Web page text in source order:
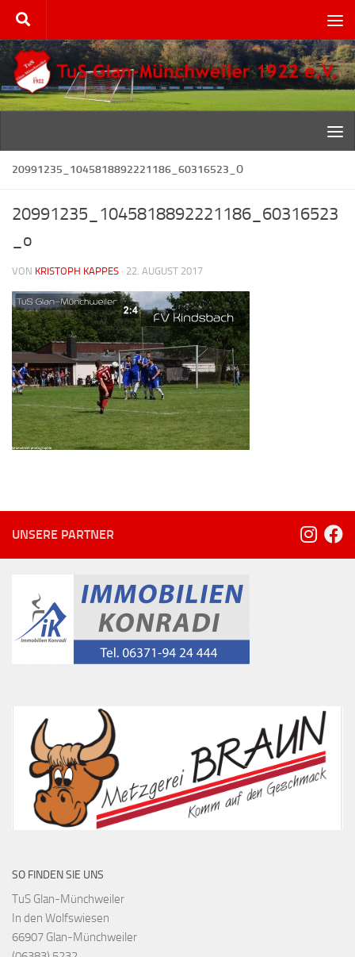
Zum Inhalt springen
20991235_1045818892221186_60316523_O
20991235_1045818892221186_60316523
_o
VON KRISTOPH KAPPES · 22. AUGUST 2017
UNSERE PARTNER
SO FINDEN SIE UNS
TuS Glan-Münchweiler
In den Wolfswiesen
66907 Glan-Münchweiler